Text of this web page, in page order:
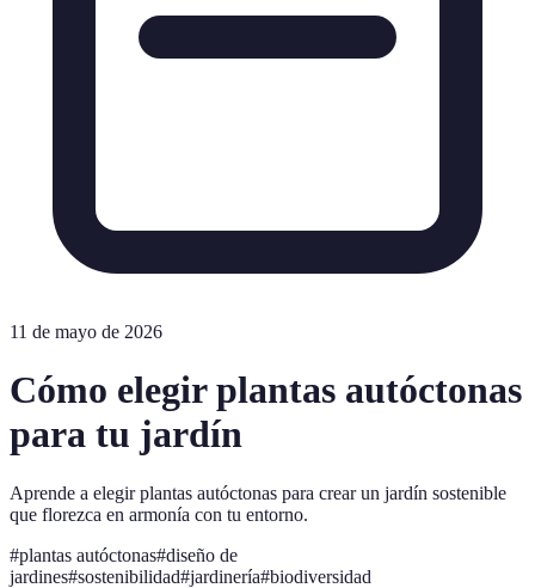
11 de mayo de 2026
Cómo elegir plantas autóctonas
para tu jardín
Aprende a elegir plantas autóctonas para crear un jardín sostenible
que florezca en armonía con tu entorno.
#plantas autóctonas#diseño de
jardines#sostenibilidad#jardinería#biodiversidad